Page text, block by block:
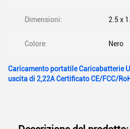
Dimensioni: 2.5 x
Colore: Nero
Caricamento portatile Caricabatterie
uscita di 2,22A Certificato CE/FCC/